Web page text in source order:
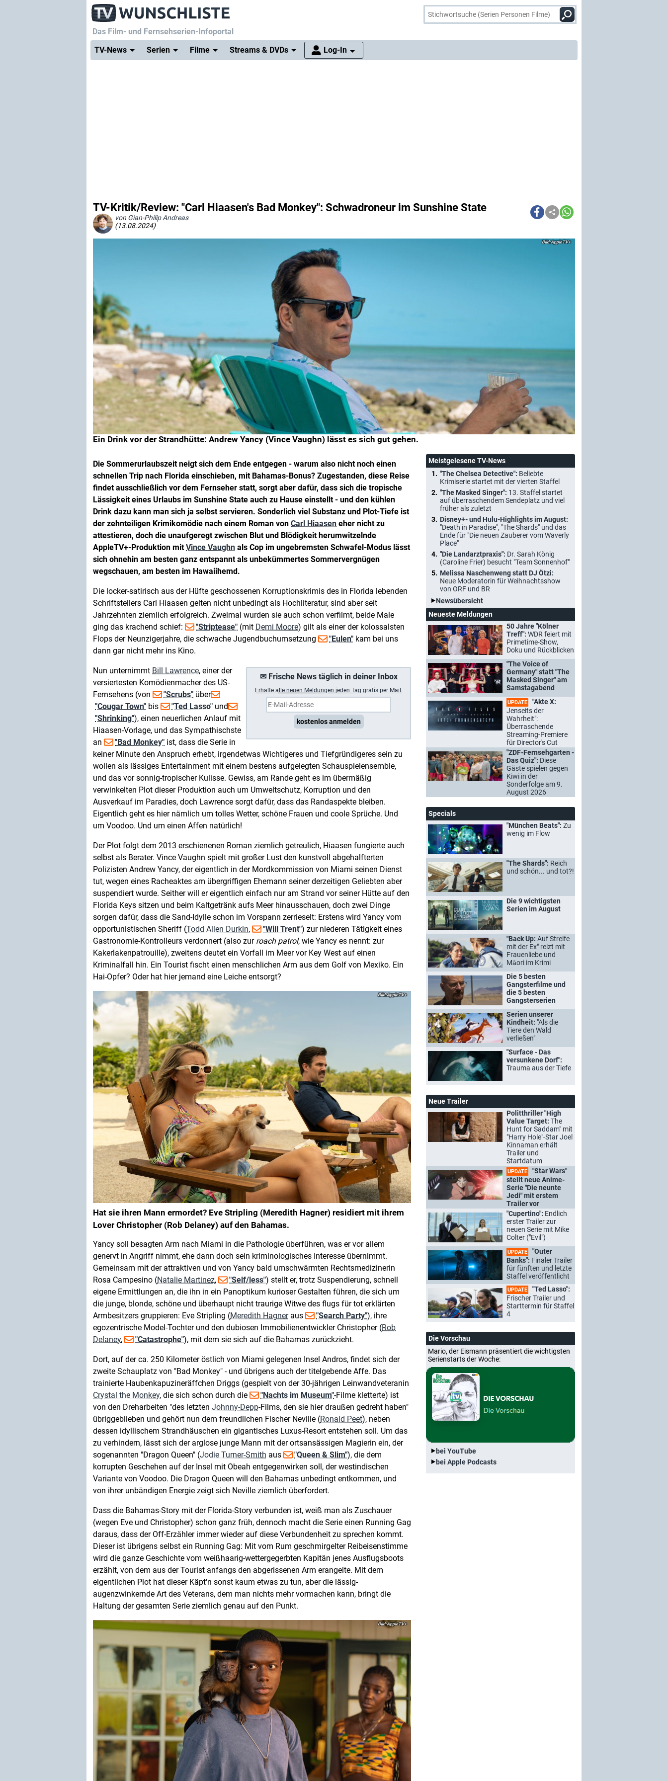
Das Film- und Fernsehserien-Infoportal
TV-News
Serien Filme Streams & DVDs Log-In
TV-Kritik/Review: "Carl Hiaasen's Bad Monkey": Schwadroneur im Sunshine State
von Gian-Philip Andreas
(13.08.2024)
Ein Drink vor der Strandhütte: Andrew Yancy (Vince Vaughn) lässt es sich gut gehen.
AppleTV+
Die Sommerurlaubszeit neigt sich dem Ende entgegen - warum also nicht noch einen
schnellen Trip nach Florida einschieben, mit Bahamas-Bonus? Zugestanden, diese Reise
findet ausschließlich vor dem Fernseher statt, sorgt aber dafür, dass sich die tropische
Lässigkeit eines Urlaubs im Sunshine State auch zu Hause einstellt - und den kühlen
Drink dazu kann man sich ja selbst servieren. Sonderlich viel Substanz und Plot-Tiefe ist
der zehnteiligen Krimikomödie nach einem Roman von Carl Hiaasen eher nicht zu
attestieren, doch die unaufgeregt zwischen Blut und Blödigkeit herumwitzelnde
AppleTV+-Produktion mitVince Vaughn als Cop im ungebremsten Schwafel-Modus lässt
sich ohnehin am besten ganz entspannt als unbekümmertes Sommervergnügen
wegschauen, am besten im Hawaiihemd.
Die locker-satirisch aus der Hüfte geschossenen Korruptionskrimis des in Florida lebenden
Schriftstellers Carl Hiaasen gelten nicht unbedingt als Hochliteratur, sind aber seit
Jahrzehnten ziemlich erfolgreich. Zweimal wurden sie auch schon verfilmt, beide Male
ging das krachend schief:
"Striptease" (mit Demi Moore) gilt als einer der kolossalsten
Flops der Neunzigerjahre, die schwache Jugendbuchumsetzung
"Eulen" kam bei uns
dann gar nicht mehr ins Kino.
✉ Frische News täglich in deiner Inbox
Erhalte a lle neuen Meldungen jeden Tag gratis per Mail.
kostenlos anmelden
Nun unternimmt Bill Lawrence, einer der
versiertesten Komödienmacher des US-
Fernsehens (von
"Scrubs" über
"Cougar Town" bis "Ted Lasso" und
"Shrinking"), einen neuerlichen Anlauf mit
Hiaasen-Vorlage, und das Sympathischste
an
"Bad Monkey" ist, dass die Serie in
keiner Minute den Anspruch erhebt, irgendetwas Wichtigeres und Tiefgründigeres sein zu
wollen als lässiges Entertainment mit einem bestens aufgelegten Schauspielensemble,
und das vor sonnig-tropischer Kulisse. Gewiss, am Rande geht es im übermäßig
verwinkelten Plot dieser Produktion auch um Umweltschutz, Korruption und den
Ausverkauf im Paradies, doch Lawrence sorgt dafür, dass das Randaspekte bleiben.
Eigentlich geht es hier nämlich um tolles Wetter, schöne Frauen und coole Sprüche. Und
um Voodoo. Und um einen Affen natürlich!
Der Plot folgt dem 2013 erschienenen Roman ziemlich getreulich, Hiaasen fungierte auch
selbst als Berater. Vince Vaughn spielt mit großer Lust den kunstvoll abgehalfterten
Polizisten Andrew Yancy, der eigentlich in der Mordkommission von Miami seinen Dienst
tut, wegen eines Racheaktes am übergriffigen Ehemann seiner derzeitigen Geliebten aber
suspendiert wurde. Seither will er eigentlich einfach nur am Strand vor seiner Hütte auf den
Florida Keys sitzen und beim Kaltgetränk aufs Meer hinausschauen, doch zwei Dinge
sorgen dafür, dass die Sand-Idylle schon im Vorspann zerrieselt: Erstens wird Yancy vom
opportunistischen Sheriff (Todd Allen Durkin, "Will Trent") zur niederen Tätigkeit eines
Gastronomie-Kontrolleurs verdonnert (also zur roach patrol, wie Yancy es nennt: zur
Kakerlakenpatrouille), zweitens deutet ein Vorfall im Meer vor Key West auf einen
Kriminalfall hin. Ein Tourist fischt einen menschlichen Arm aus dem Golf von Mexiko. Ein
Hai-Opfer? Oder hat hier jemand eine Leiche entsorgt?
Hat sie ihren Mann ermordet? Eve Stripling (Meredith Hagner) residiert mit ihrem
Lover Christopher (Rob Delaney) auf den Bahamas.
AppleTV+
Yancy soll besagten Arm nach Miami in die Pathologie überführen, was er vor allem
genervt in Angriff nimmt, ehe dann doch sein kriminologisches Interesse übernimmt.
Gemeinsam mit der attraktiven und von Yancy bald umschwärmten Rechtsmedizinerin
Rosa Campesino (Natalie Martinez, "Self/less") stellt er, trotz Suspendierung, schnell
eigene Ermittlungen an, die ihn in ein Panoptikum kurioser Gestalten führen, die sich um
die junge, blonde, schöne und überhaupt nicht traurige Witwe des flugs für tot erklärten
Armbesitzers gruppieren: Eve Stripling (Meredith Hagneraus "Search Party"), ihre
egozentrische Model-Tochter und den dubiosen Immobilienentwickler Christopher (Rob
Delaney, "Catastrophe"), mit dem sie sich auf die Bahamas zurückzieht.
Dort, auf der ca. 250 Kilometer östlich von Miami gelegenen Insel Andros, findet sich der
zweite Schauplatz von "Bad Monkey" - und übrigens auch der titelgebende Affe. Das
trainierte Haubenkapuzineräffchen Driggs (gespielt von der 30-jährigen Leinwandveteranin
Crystal the Monkey, die sich schon durch die "Nachts im Museum"-Filme kletterte) ist
von den Dreharbeiten "des letzten Johnny-Depp-Films, den sie hier draußen gedreht haben"
übriggeblieben und gehört nun dem freundlichen Fischer Neville (Ronald Peet), neben
dessen idyllischem Strandhäuschen ein gigantisches Luxus-Resort entstehen soll. Um das
zu verhindern, lässt sich der arglose junge Mann mit der ortsansässigen Magierin ein, der
sogenannten "Dragon Queen" (Jodie Turner-Smith aus "Queen & Slim"), die dem
korrupten Geschehen auf der Insel mit Obeah entgegenwirken soll, der westindischen
Variante von Voodoo. Die Dragon Queen will den Bahamas unbedingt entkommen, und
von ihrer unbändigen Energie zeigt sich Neville ziemlich überfordert.
Dass die Bahamas-Story mit der Florida-Story verbunden ist, weiß man als Zuschauer
(wegen Eve und Christopher) schon ganz früh, dennoch macht die Serie einen Running Gag
daraus, dass der Off-Erzähler immer wieder auf diese Verbundenheit zu sprechen kommt.
Dieser ist übrigens selbst ein Running Gag: Mit vom Rum geschmirgelter Reibeisenstimme
wird die ganze Geschichte vom weißhaarig-wettergegerbten Kapitän jenes Ausflugsboots
erzählt, von dem aus der Tourist anfangs den abgerissenen Arm erangelte. Mit dem
eigentlichen Plot hat dieser Käpt'n sonst kaum etwas zu tun, aber die lässig-
augenzwinkernde Art des Veterans, dem man nichts mehr vormachen kann, bringt die
Haltung der gesamten Serie ziemlich genau auf den Punkt.
AppleTV+
Meistgelesene TV-News
"The Chelsea Detective": Beliebte
Krimiserie startet mit der vierten Staffel
"The Masked Singer": 13. Staffel startet
auf überraschendem Sendeplatz und viel
früher als zuletzt
Disney+- und Hulu-Highlights im August:
"Death in Paradise", "The Shards" und das
Ende für "Die neuen Zauberer vom Waverly
Place"
"Die Landarztpraxis": Dr. Sarah König
(Caroline Frier) besucht "Team Sonnenhof"
Melissa Naschenweng statt DJ Ötzi:
Neue Moderatorin für Weihnachtsshow
von ORF und BR
Newsübersicht
Neueste Meldungen
50 Jahre "Kölner
Treff": WDR feiert mit
Primetime-Show,
Doku und Rückblicken
"The Voice of
Germany" statt "The
Masked Singer" am
Samstagabend
UPDATE
"Akte X:
Jenseits der
Wahrheit":
Überraschende
Streaming-Premiere
für Director's Cut
"ZDF-Fernsehgarten -
Das Quiz": Diese
Gäste spielen gegen
Kiwi in der
Sonderfolge am 9.
August 2026
Specials
"München Beats": Zu
wenig im Flow
"The Shards": Reich
und schön... und tot?!
Die 9 wichtigsten
Serien im August
"Back Up: Auf Streife
mit der Ex" reizt mit
Frauenliebe und
Māori im Krimi
Die 5 besten
Gangsterfilme und
die 5 besten
Gangsterserien
Serien unserer
Kindheit: "Als die
Tiere den Wald
verließen"
"Surface - Das
versunkene Dorf":
Trauma aus der Tiefe
Neue Trailer
Politthriller "High
Value Target: The
Hunt for Saddam" mit
"Harry Hole"-Star Joel
Kinnaman erhält
Trailer und
Startdatum
UPDATE
"Star Wars"
stellt neue Anime-
Serie "Die neunte
Jedi" mit erstem
Trailer vor
"Cupertino": Endlich
erster Trailer zur
neuen Serie mit Mike
Colter ("Evil")
UPDATE
"Outer
Banks": Finaler Trailer
für fünften und letzte
Staffel veröffentlicht
UPDATE
"Ted Lasso":
Frischer Trailer und
Starttermin für Staffel
4
Die Vorschau
Mario, der Eismann präsentiert die wichtigsten
Serienstarts der Woche:
bei YouTube
bei Apple Podcasts